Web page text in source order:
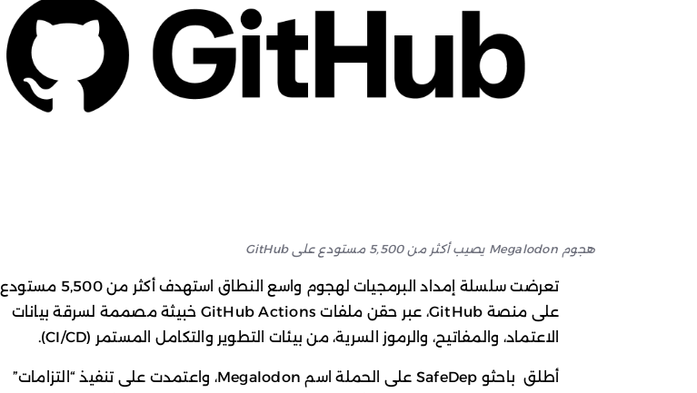
هجوم Megalodon يصيب أكثر من 5,500 مستودع على GitHub
تعرضت سلسلة إمداد البرمجيات لهجوم واسع النطاق استهدف أكثر من 5,500 مستودع
على منصة GitHub، عبر حقن ملفات GitHub Actions خبيثة مصممة لسرقة بيانات
الاعتماد، والمفاتيح، والرموز السرية، من بيئات التطوير والتكامل المستمر (CI/CD).
أطلق باحثو SafeDep على الحملة اسم Megalodon، واعتمدت على تنفيذ “التزامات”